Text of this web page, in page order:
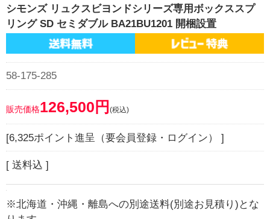
シモンズ リュクスビヨンドシリーズ専用ボックススプ
リング SD セミダブル BA21BU1201 開梱設置
58-175-285
販売価格126,500円 (税込)
[6,325ポイント進呈（要会員登録・ログイン） ]
[ 送料込 ]
※北海道・沖縄・離島への別途送料(別途お見積り)とな